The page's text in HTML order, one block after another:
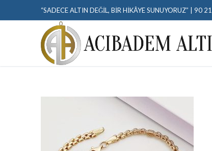
“SADECE ALTIN DEĞIL, BIR HIKÂYE SUNUYORUZ” | 90